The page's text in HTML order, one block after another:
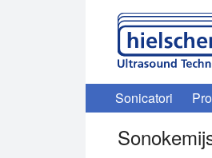
Sonicatori